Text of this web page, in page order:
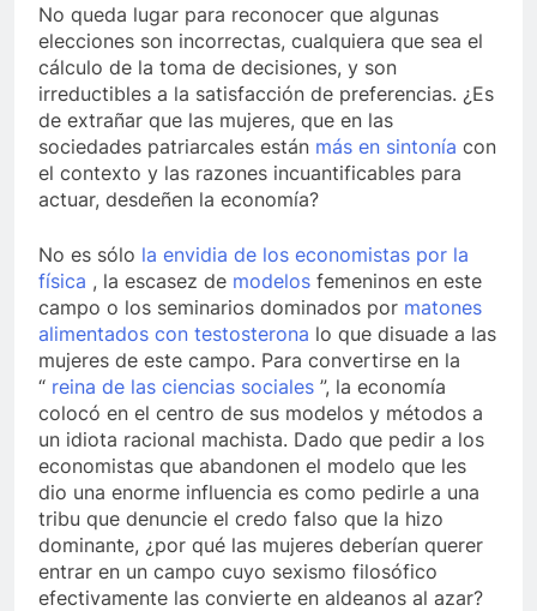
No queda lugar para reconocer que algunas
elecciones son incorrectas, cualquiera que sea el
cálculo de la toma de decisiones, y son
irreductibles a la satisfacción de preferencias. ¿Es
de extrañar que las mujeres, que en las
sociedades patriarcales están más en sintonía con
el contexto y las razones incuantificables para
actuar, desdeñen la economía?
No es sólo la envidia de los economistas por la
física , la escasez de modelos femeninos en este
campo o los seminarios dominados por matones
alimentados con testosterona lo que disuade a las
mujeres de este campo. Para convertirse en la
“ reina de las ciencias sociales ”, la economía
colocó en el centro de sus modelos y métodos a
un idiota racional machista. Dado que pedir a los
economistas que abandonen el modelo que les
dio una enorme influencia es como pedirle a una
tribu que denuncie el credo falso que la hizo
dominante, ¿por qué las mujeres deberían querer
entrar en un campo cuyo sexismo filosófico
efectivamente las convierte en aldeanos al azar?